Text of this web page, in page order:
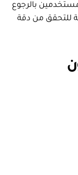
بالرجوع
للتحقق من دقة